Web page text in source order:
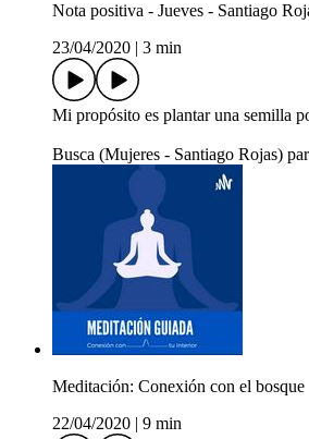
Nota positiva - Jueves - Santiago
23/04/2020
3 min
Mi propósito es plantar una semilla
Busca (Mujeres - Santiago Rojas)
Meditación: Conexión con el bosque
22/04/2020
9 min